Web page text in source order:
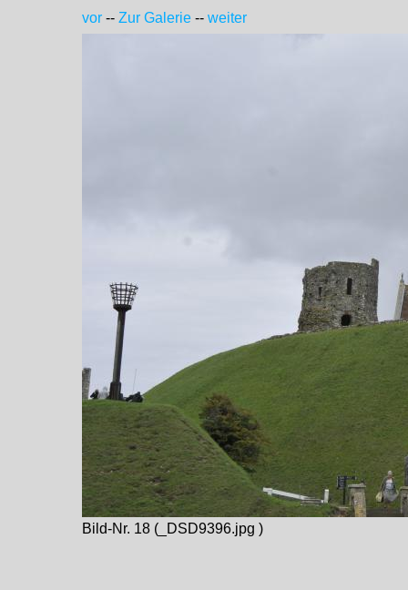
vor -- Zur Galerie -- weiter
Bild-Nr. 18 (_DSD9396.jpg )